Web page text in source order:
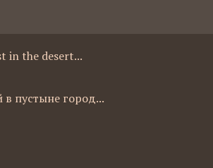
in the desert...
пустыне город...